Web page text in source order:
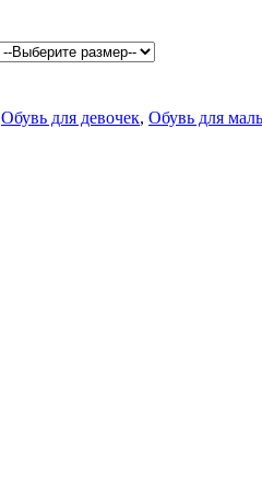
Обувь для девочек, Обувь для